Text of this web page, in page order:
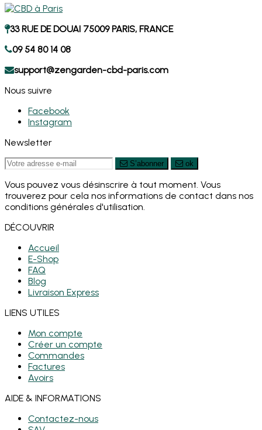
33 RUE DE DOUAI 75009 PARIS, FRANCE
09 54 80 14 08
support@zengarden-cbd-paris.com
Nous suivre
Facebook
Instagram
Newsletter
S’abonner ok
Vous pouvez vous désinscrire à tout moment. Vous
trouverez pour cela nos informations de contact dans nos
conditions générales d'utilisation.
DÉCOUVRIR
Accueil
E-Shop
FAQ
Blog
Livraison Express
LIENS UTILES
Mon compte
Créer un compte
Commandes
Factures
Avoirs
AIDE & INFORMATIONS
Contactez-nous